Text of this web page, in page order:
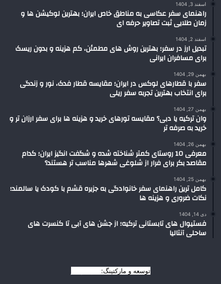
اسفند 3, 1404
راهنمای سفر عکاسی به مناطق خاص ایران؛ بهترین لوکیشن ها و
زمان طلایی ثبت تصاویر حرفه ای
اسفند 2, 1404
تبدیل ارز در سفر؛ بهترین روش های مطمئن، کم هزینه و بدون ریسک
برای مسافران ایرانی
بهمن 29, 1404
سفر با قطارهای لوکس در ایران؛ مقایسه قطار فدک، نور و زندگی
برای انتخاب بهترین تجربه سفر ریلی
بهمن 27, 1404
وان ترکیه یا دبی؟ مقایسه تورهای خرید و هزینه ها برای سفر ارزان تر و
خرید به صرفه تر
بهمن 26, 1404
معرفی 10 روستای کمتر شناخته شده و شگفت انگیز ایران؛ کدام
مقاصد بکر برای فرار از شلوغی شهرها مناسب تر هستند؟
بهمن 25, 1404
کامل ترین راهنمای سفر خانوادگی به جزیره قشم با کودک یا سالمند؛
نکات ضروری و هزینه ها
دی 14, 1404
فستیوال های تابستانی ترکیه؛ از جشن های آبی تا کنسرت های
ساحلی آنتالیا
توسعه و مارکتینگ: